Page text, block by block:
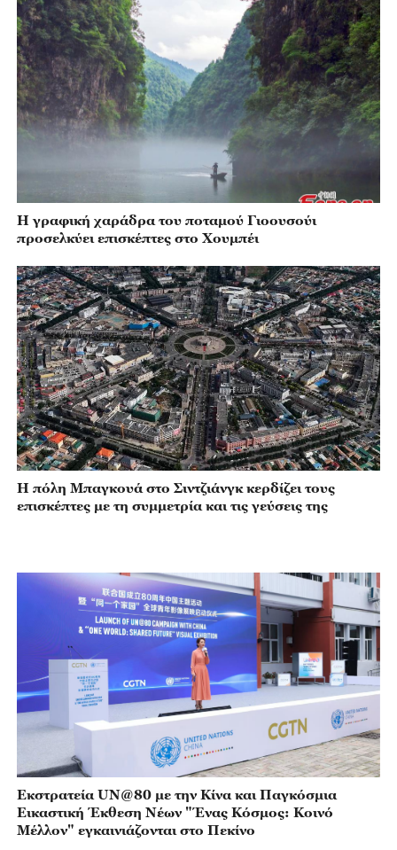
Η γραφική χαράδρα του ποταμού Γιοουσούι
προσελκύει επισκέπτες στο Χουμπέι
Η πόλη Μπαγκουά στο Σιντζιάνγκ κερδίζει τους
επισκέπτες με τη συμμετρία και τις γεύσεις της
Εκστρατεία UN@80 με την Κίνα και Παγκόσμια
Εικαστική Έκθεση Νέων "Ένας Κόσμος: Κοινό
Μέλλον" εγκαινιάζονται στο Πεκίνο